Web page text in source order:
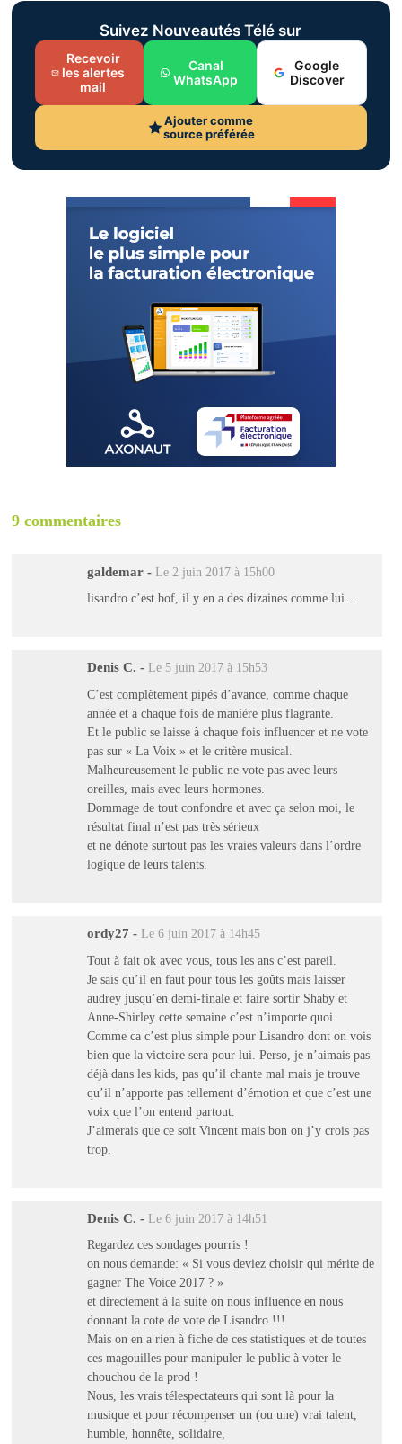
Suivez Nouveautés Télé sur
Recevoir
les alertes
mail
Canal
WhatsApp
Google
Discover
Ajouter comme
source préférée
9 commentaires
galdemar - Le 2 juin 2017 à 15h00
lisandro c’est bof, il y en a des dizaines comme lui…
Denis C. - Le 5 juin 2017 à 15h53
C’est complètement pipés d’avance, comme chaque
année et à chaque fois de manière plus flagrante.
Et le public se laisse à chaque fois influencer et ne vote
pas sur « La Voix » et le critère musical.
Malheureusement le public ne vote pas avec leurs
oreilles, mais avec leurs hormones.
Dommage de tout confondre et avec ça selon moi, le
résultat final n’est pas très sérieux
et ne dénote surtout pas les vraies valeurs dans l’ordre
logique de leurs talents.
ordy27 - Le 6 juin 2017 à 14h45
Tout à fait ok avec vous, tous les ans c’est pareil.
Je sais qu’il en faut pour tous les goûts mais laisser
audrey jusqu’en demi-finale et faire sortir Shaby et
Anne-Shirley cette semaine c’est n’importe quoi.
Comme ca c’est plus simple pour Lisandro dont on vois
bien que la victoire sera pour lui. Perso, je n’aimais pas
déjà dans les kids, pas qu’il chante mal mais je trouve
qu’il n’apporte pas tellement d’émotion et que c’est une
voix que l’on entend partout.
J’aimerais que ce soit Vincent mais bon on j’y crois pas
trop.
Denis C. - Le 6 juin 2017 à 14h51
Regardez ces sondages pourris !
on nous demande: « Si vous deviez choisir qui mérite de
gagner The Voice 2017 ? »
et directement à la suite on nous influence en nous
donnant la cote de vote de Lisandro !!!
Mais on en a rien à fiche de ces statistiques et de toutes
ces magouilles pour manipuler le public à voter le
chouchou de la prod !
Nous, les vrais télespectateurs qui sont là pour la
musique et pour récompenser un (ou une) vrai talent,
humble, honnête, solidaire,